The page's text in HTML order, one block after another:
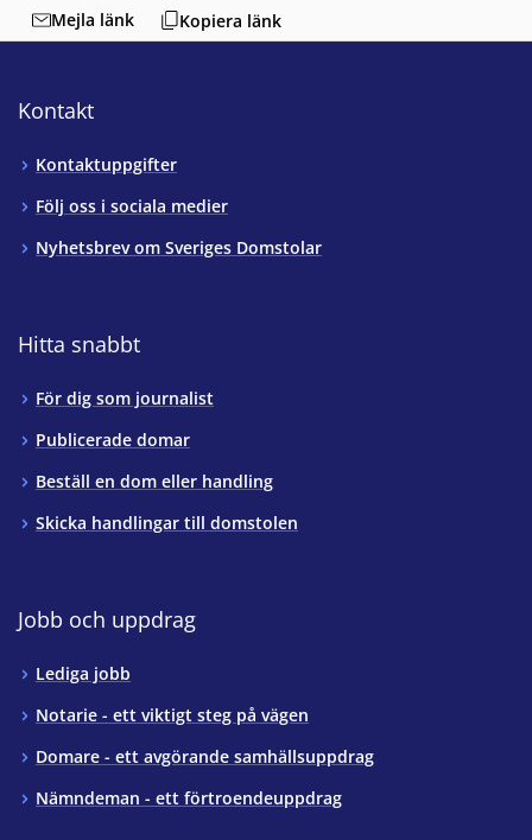
Mejla länk
Kopiera länk
Kontakt
Kontaktuppgifter
Följ oss i sociala medier
Nyhetsbrev om Sveriges Domstolar
Hitta snabbt
För dig som journalist
Publicerade domar
Beställ en dom eller handling
Skicka handlingar till domstolen
Jobb och uppdrag
Lediga jobb
Notarie - ett viktigt steg på vägen
Domare - ett avgörande samhällsuppdrag
Nämndeman - ett förtroendeuppdrag